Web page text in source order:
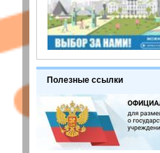
Полезные ссылки